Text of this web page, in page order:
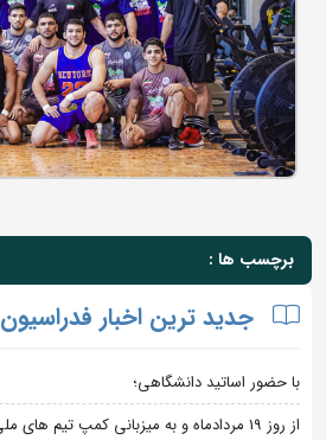
برچسب ها :
جدید ترین اخبار فدراسیون
با حضور اساتید دانشگاهی؛
از روز 19 مردادماه و به میزبانی کمپ تیم های ملی؛